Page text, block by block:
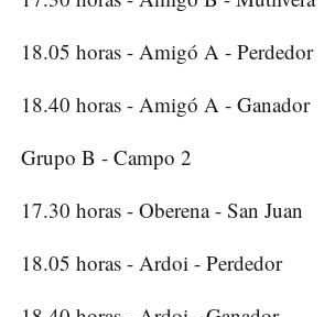
18.05 horas - Amigó A - Perdedor
18.40 horas - Amigó A - Ganador
Grupo B - Campo 2
17.30 horas - Oberena - San Juan
18.05 horas - Ardoi - Perdedor